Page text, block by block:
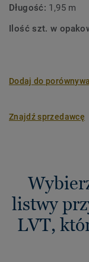
Długość: 1,95 m
Ilość szt. w
Dodaj do
Znajdź sprzedawcę
listwy
LVT,